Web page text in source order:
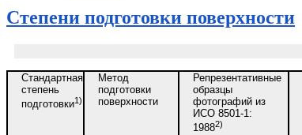
Степени подготовки поверхности
Стандартная
степень
подготовки1)
Метод
подготовки
поверхности
Репрезентативные
образцы
фотографий из
ИСО 8501-1:
19882)